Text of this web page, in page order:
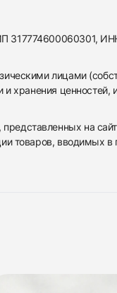
317774600060301,
лицами
хранения ценностей,
на
товаров, вводимых